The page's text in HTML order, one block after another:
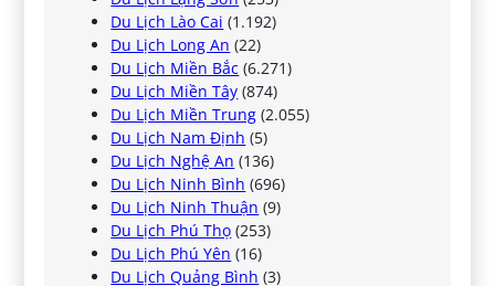
Du Lịch Lào Cai (1.192)
Du Lịch Long An (22)
Du Lịch Miền Bắc (6.271)
Du Lịch Miền Tây (874)
Du Lịch Miền Trung (2.055)
Du Lịch Nam Định (5)
Du Lịch Nghệ An (136)
Du Lịch Ninh Bình (696)
Du Lịch Ninh Thuận (9)
Du Lịch Phú Thọ (253)
Du Lịch Phú Yên (16)
Du Lịch Quảng Bình (3)